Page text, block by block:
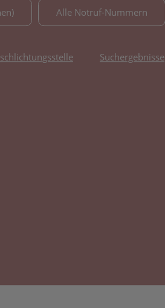
Alle Notruf-Nummern
Suchergebnisse